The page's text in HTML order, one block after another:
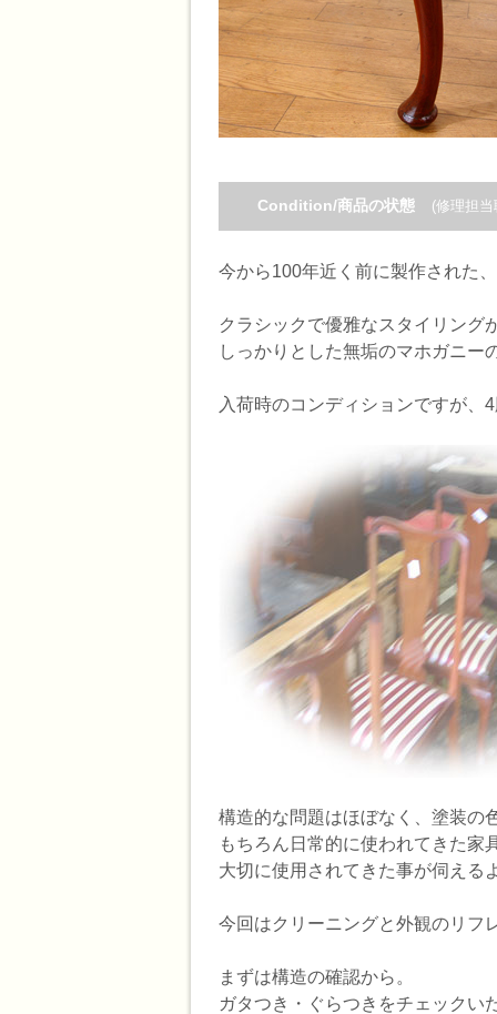
Condition/商品の状態 (修理担
今から100年近く前に製作された
クラシックで優雅なスタイリング
しっかりとした無垢のマホガニー
入荷時のコンディションですが、
構造的な問題はほぼなく、塗装の
もちろん日常的に使われてきた家
大切に使用されてきた事が伺える
今回はクリーニングと外観のリフ
まずは構造の確認から。
ガタつき・ぐらつきをチェックい